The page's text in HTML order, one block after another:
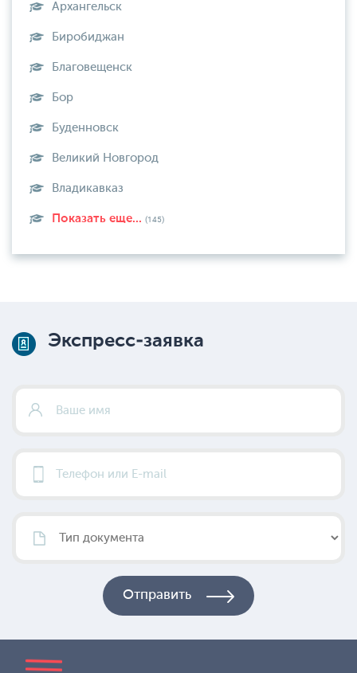
Архангельск
Биробиджан
Благовещенск
Бор
Буденновск
Великий Новгород
Владикавказ
Показать еще... (145)
Экспресс-заявка